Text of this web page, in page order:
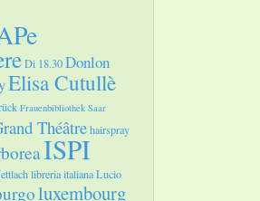
Di 18.30Donlon
Elisa Cutullè
Frauenbibliothek Saar
Théâtrehairspray
ISPI
libreria italianaLucio
luxembourg